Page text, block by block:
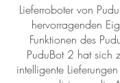
Lieferroboter von
hervorragenden
Funktionen des
PuduBot 2 hat sich
intelligente